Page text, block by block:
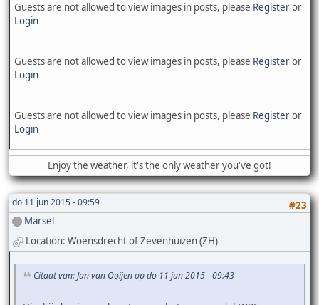
Guests are not allowed to view images in posts, please Registeror
Login
Guests are not allowed to view images in posts, please Registeror
Login
Guests are not allowed to view images in posts, please Registeror
Login
Enjoy the weather, it's the only weather you've got!
do 11 jun 2015 - 09:59
#23
Marsel
Location: Woensdrecht of Zevenhuizen (ZH)
Citaat van: Jan van Ooijen op do 11 jun 2015 - 09:43